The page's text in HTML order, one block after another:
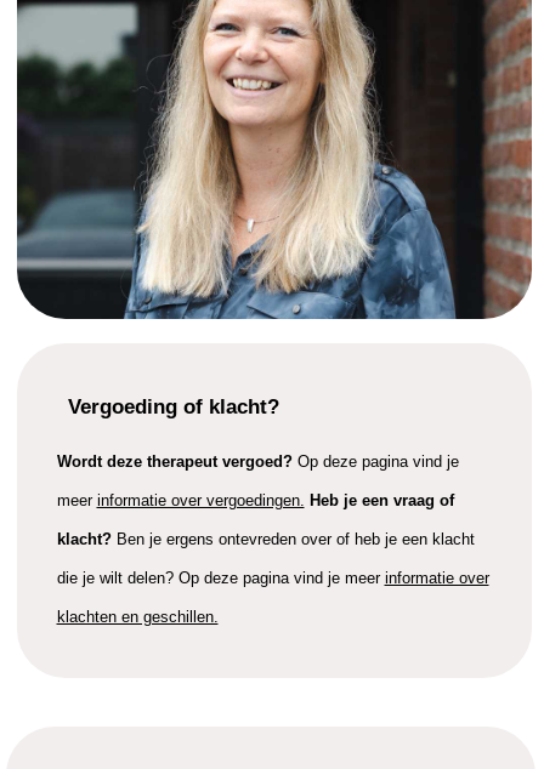
Vergoeding of klacht?
Wordt deze therapeut vergoed?Op deze pagina vind je
meer informatie over vergoedingen. Heb je een vraag of
klacht? Ben je ergens ontevreden over of heb je een klacht
die je wilt delen? Op deze pagina vind je meer informatie over
klachten en geschillen.